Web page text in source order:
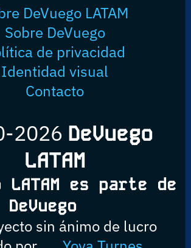
DeVuego LATAM
Sobre DeVuego
de privacidad
Identidad visual
Contacto
2026 DeVuego
LATAM
LATAM es parte de
DeVuego
sin ánimo de lucro